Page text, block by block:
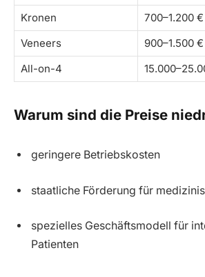
Kronen
700–1.200 €
Veneers
900–1.500 €
All-on-4
Warum sind die Preise
geringere Betriebskosten
staatliche Förderung für
spezielles Geschäftsmodell für
Patienten